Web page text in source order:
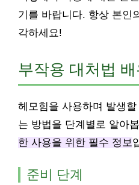
기를 바랍니다. 항상 본인
각하세요!
부작용 대처법 배
헤모힘을 사용하며 발생
는 방법을 단계별로 알아
한 사용을 위한 필수 정보
준비 단계